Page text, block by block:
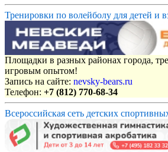
Тренировки по волейболу для детей и
Площадки в разных районах города,
игровым опытом!
Запись на сайте: nevsky-bears.ru
Телефон: +7 (812) 770-68-34
Всероссийская сеть детских